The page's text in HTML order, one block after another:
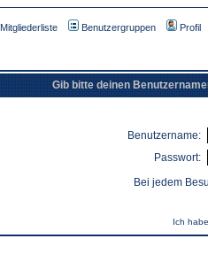
Mitgliederliste Benutzergruppen Profil
Gib bitte deinen
Benutzername:
Passwort:
Bei jedem
Ich